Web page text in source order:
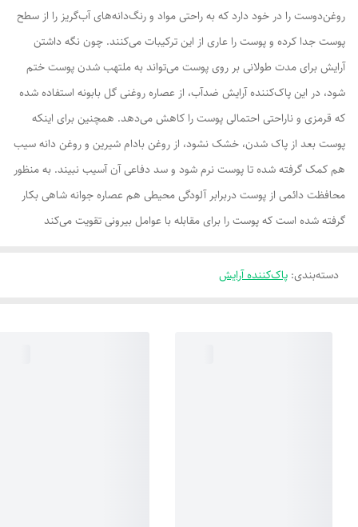
روغن‌دوست را در خود دارد که به راحتی مواد و رنگ‌دانه‌های آب‌گریز را از سطح
پوست جدا کرده و پوست را عاری از این ترکیبات می‌کنند. چون نگه داشتن
آرایش برای مدت طولانی بر روی پوست می‌تواند به ملتهب شدن پوست ختم
شود، در این پاک‌کننده آرایش ضدآب، از عصاره روغنی گل بابونه استفاده شده
که قرمزی و ناراحتی احتمالی پوست را کاهش می‌دهد. همچنین برای اینکه
پوست بعد از پاک شدن، خشک نشود، از روغن بادام شیرین و روغن دانه سیب
هم کمک گرفته شده تا پوست نرم شود و سد دفاعی آن آسیب نبیند. به منظور
محافظت دائمی از پوست دربرابر آلودگی محیطی هم عصاره جوانه شاهی بکار
گرفته شده است که پوست را برای مقابله با عوامل بیرونی تقویت می‌کند
دسته‌بندی: پاک‌کننده آرایش